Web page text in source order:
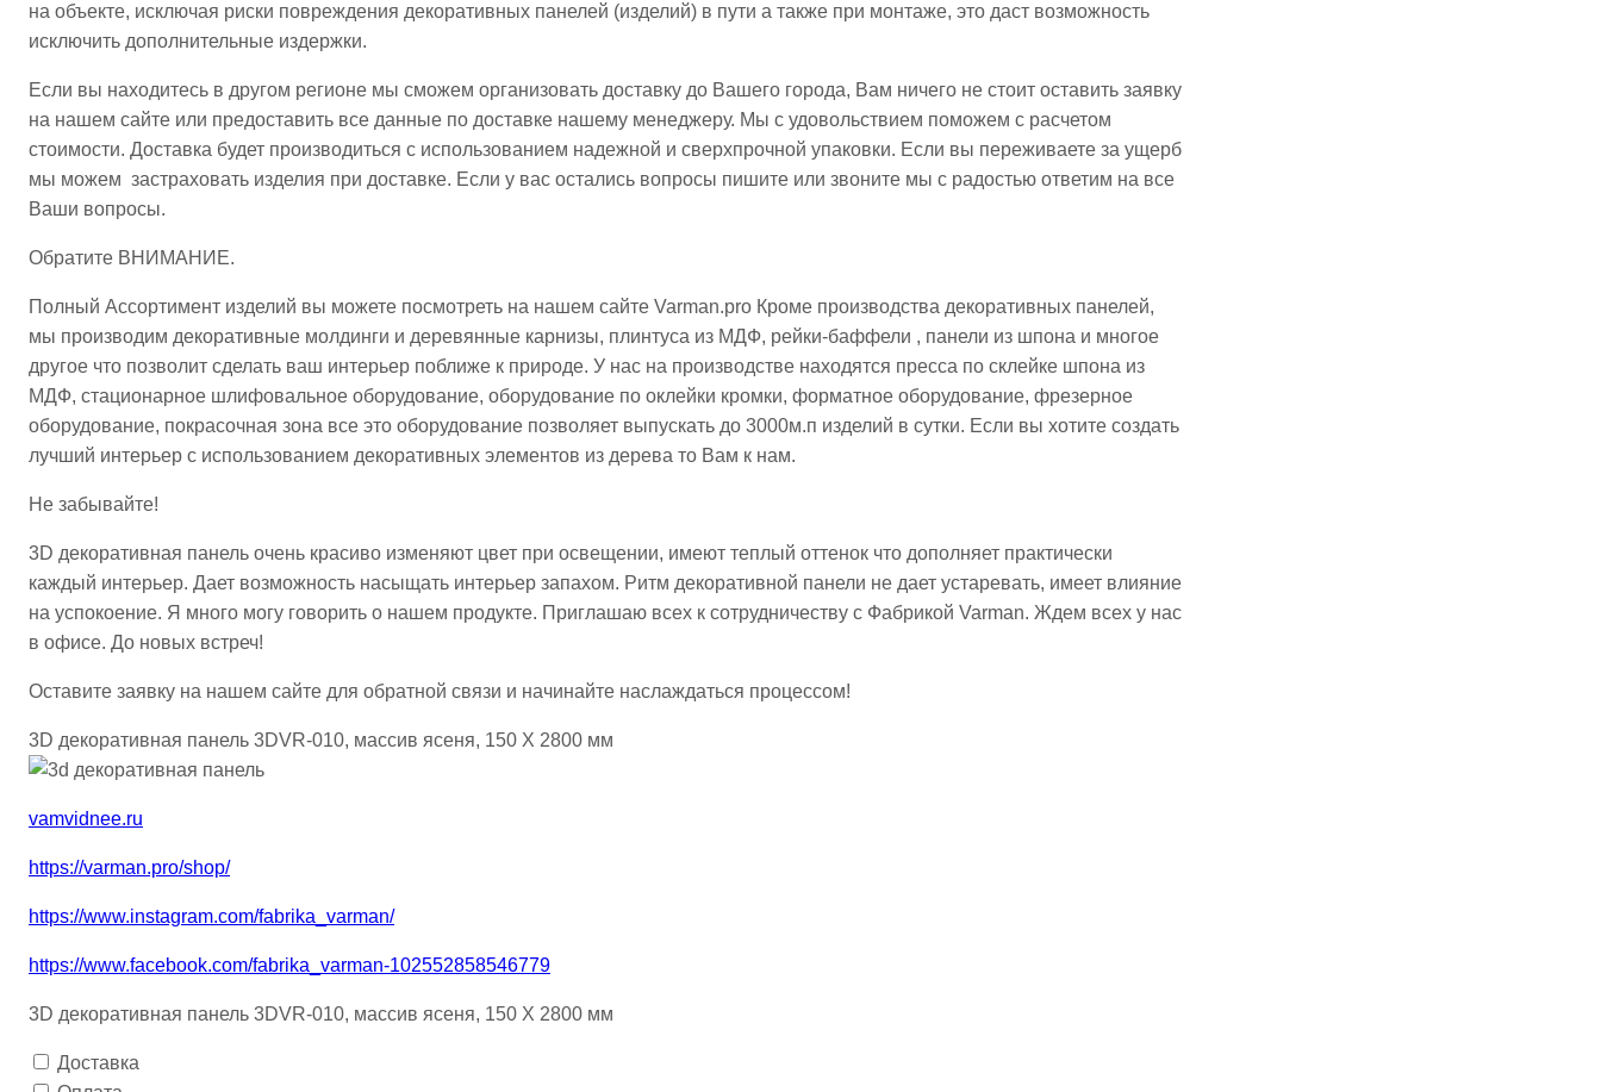
на объекте, исключая риски повреждения декоративных панелей (изделий) в пути а также при монтаже, это даст возможность
исключить дополнительные издержки.
Если вы находитесь в другом регионе мы сможем организовать доставку до Вашего города, Вам ничего не стоит оставить заявку
на нашем сайте или предоставить все данные по доставке нашему менеджеру. Мы с удовольствием поможем с расчетом
стоимости. Доставка будет производиться с использованием надежной и сверхпрочной упаковки. Если вы переживаете за ущерб
мы можем застраховать изделия при доставке. Если у вас остались вопросы пишите или звоните мы с радостью ответим на все
Ваши вопросы.
Обратите ВНИМАНИЕ.
Полный Ассортимент изделий вы можете посмотреть на нашем сайте Varman.pro Кроме производства декоративных панелей,
мы производим декоративные молдинги и деревянные карнизы, плинтуса из МДФ, рейки-баффели , панели из шпона и многое
другое что позволит сделать ваш интерьер поближе к природе. У нас на производстве находятся пресса по склейке шпона из
МДФ, стационарное шлифовальное оборудование, оборудование по оклейки кромки, форматное оборудование, фрезерное
оборудование, покрасочная зона все это оборудование позволяет выпускать до 3000м.п изделий в сутки. Если вы хотите создать
лучший интерьер с использованием декоративных элементов из дерева то Вам к нам.
Не забывайте!
3D декоративная панель очень красиво изменяют цвет при освещении, имеют теплый оттенок что дополняет практически
каждый интерьер. Дает возможность насыщать интерьер запахом. Ритм декоративной панели не дает устаревать, имеет влияние
на успокоение. Я много могу говорить о нашем продукте. Приглашаю всех к сотрудничеству с Фабрикой Varman. Ждем всех у нас
в офисе. До новых встреч!
Оставите заявку на нашем сайте для обратной связи и начинайте наслаждаться процессом!
3D декоративная панель 3DVR-010, массив ясеня, 150 Х 2800 мм
vamvidnee.ru
https://varman.pro/shop/
https://www.instagram.com/fabrika_varman/
https://www.facebook.com/fabrika_varman-102552858546779
3D декоративная панель 3DVR-010, массив ясеня, 150 Х 2800 мм
Доставка